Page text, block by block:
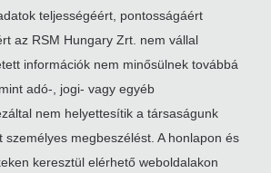
teljességéért, pontosságáért
az RSM Hungary Zrt. nem vállal
információk nem minősülnek továbbá
adó-, jogi- vagy egyéb
nem helyettesítik a társaságunk
személyes megbeszélést. A honlapon és
keresztül elérhető weboldalakon